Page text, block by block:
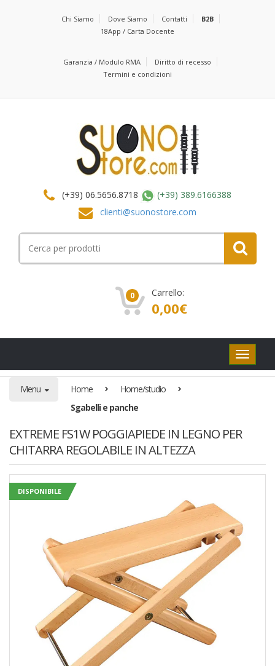
Chi Siamo Dove Siamo Contatti
B2B
18App / Carta Docente
Garanzia / Modulo RMA
Diritto di recesso
Termini e condizioni
(+39) 06.5656.8718
(+39) 389.6166388
clienti@suonostore.com
per:
0 Carrello:
0,00€
Pulsanti
di
Menu Home
Home/studio
Sgabelli e panche
EXTREME FS1W POGGIAPIEDE IN LEGNO PER
CHITARRA REGOLABILE IN ALTEZZA
DISPONIBILE